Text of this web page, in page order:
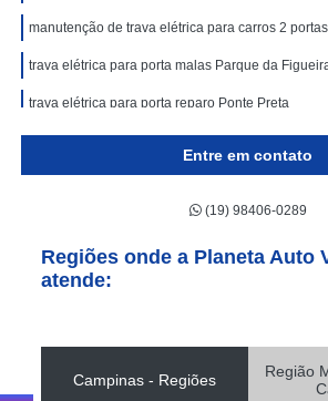
manutenção de trava elétrica para carros 2
trava elétrica para porta malas Parque da
trava elétrica para porta reparo Ponte Preta
trava elétrica para carro Jardim Paulistano
preço de trava elétrica 4 portas Fundação da
trava elétrica automotiva reparo Vila Nova São
trava elétrica para carros 4 portas Vinhedo
manutenção de trava elétrica para carro Parque
Entre em contato
(19) 98406-0289
Regiões onde a Planeta Auto
atende:
Campinas - Regiões
Região